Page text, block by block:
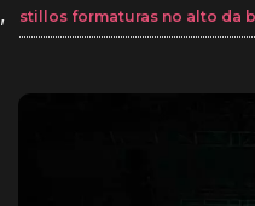
, stillos formaturas no alto da